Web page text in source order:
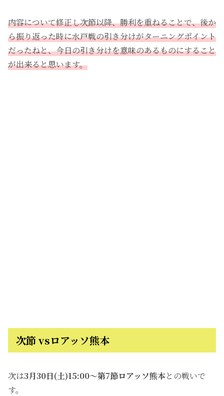
内容について修正し次節以降、勝利を重ねることで、後か
ら振り返った時に水戸戦の引き分けがターニングポイント
だったねと、今日の引き分けを意味のあるものにすること
が出来ると思います。
次節 vsロアッソ熊本
次は3月30日(土)15:00～第7節ロアッソ熊本との戦いで
す。